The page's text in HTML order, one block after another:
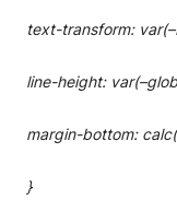
text-transform:
line-height:
margin-bottom:
}